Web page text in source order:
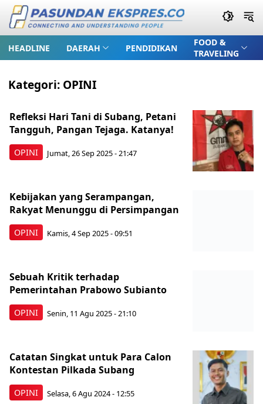
HEADLINE DAERAH PENDIDIKAN
FOOD &
TRAVELING
Kategori: OPINI
OPINI
Refleksi Hari Tani di Subang, Petani
Tangguh, Pangan Tejaga. Katanya!
Jumat, 26 Sep 2025 - 21:47
OPINI
Kebijakan yang Serampangan,
Rakyat Menunggu di Persimpangan
Kamis, 4 Sep 2025 - 09:51
OPINI
Sebuah Kritik terhadap
Pemerintahan Prabowo Subianto
Senin, 11 Agu 2025 - 21:10
OPINI
Catatan Singkat untuk Para Calon
Kontestan Pilkada Subang
Selasa, 6 Agu 2024 - 12:55